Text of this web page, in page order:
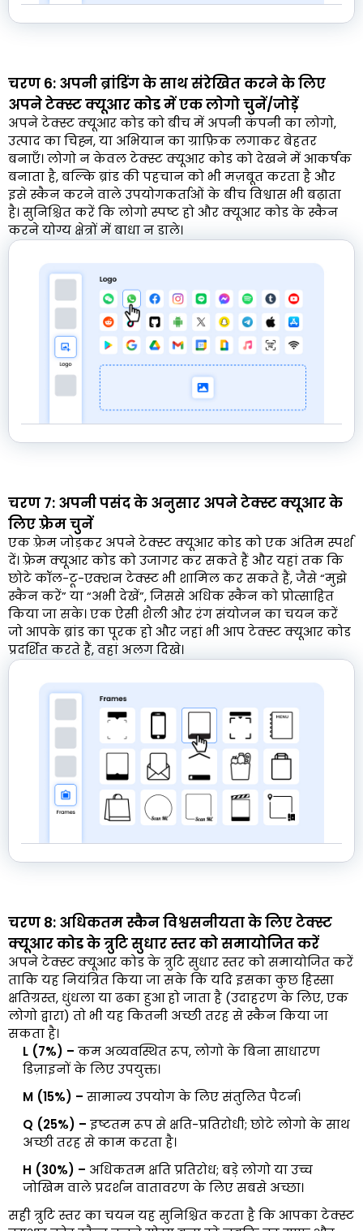
चरण 6: अपनी ब्रांडिंग के साथ संरेखित करने के लिए
अपने टेक्स्ट क्यूआर कोड में एक लोगो चुनें/जोड़ें
अपने टेक्स्ट क्यूआर कोड को बीच में अपनी कंपनी का लोगो,
उत्पाद का चिह्न, या अभियान का ग्राफ़िक लगाकर बेहतर
बनाएँ। लोगो न केवल टेक्स्ट क्यूआर कोड को देखने में आकर्षक
बनाता है, बल्कि ब्रांड की पहचान को भी मज़बूत करता है और
इसे स्कैन करने वाले उपयोगकर्ताओं के बीच विश्वास भी बढ़ाता
है। सुनिश्चित करें कि लोगो स्पष्ट हो और क्यूआर कोड के स्कैन
करने योग्य क्षेत्रों में बाधा न डाले।
चरण 7: अपनी पसंद के अनुसार अपने टेक्स्ट क्यूआर के
लिए फ़्रेम चुनें
एक फ़्रेम जोड़कर अपने टेक्स्ट क्यूआर कोड को एक अंतिम स्पर्श
दें। फ़्रेम क्यूआर कोड को उजागर कर सकते हैं और यहां तक कि
छोटे कॉल-टू-एक्शन टेक्स्ट भी शामिल कर सकते हैं, जैसे “मुझे
स्कैन करें” या “अभी देखें”, जिससे अधिक स्कैन को प्रोत्साहित
किया जा सके। एक ऐसी शैली और रंग संयोजन का चयन करें
जो आपके ब्रांड का पूरक हो और जहां भी आप टेक्स्ट क्यूआर कोड
प्रदर्शित करते हैं, वहां अलग दिखे।
चरण 8: अधिकतम स्कैन विश्वसनीयता के लिए टेक्स्ट
क्यूआर कोड के त्रुटि सुधार स्तर को समायोजित करें
अपने टेक्स्ट क्यूआर कोड के त्रुटि सुधार स्तर को समायोजित करें
ताकि यह नियंत्रित किया जा सके कि यदि इसका कुछ हिस्सा
क्षतिग्रस्त, धुंधला या ढका हुआ हो जाता है (उदाहरण के लिए, एक
लोगो द्वारा) तो भी यह कितनी अच्छी तरह से स्कैन किया जा
सकता है।
L (7%) – कम अव्यवस्थित रूप, लोगो के बिना साधारण
डिज़ाइनों के लिए उपयुक्त।
M (15%) – सामान्य उपयोग के लिए संतुलित पैटर्न।
Q (25%) – इष्टतम रूप से क्षति-प्रतिरोधी; छोटे लोगो के साथ
अच्छी तरह से काम करता है।
H (30%) – अधिकतम क्षति प्रतिरोध; बड़े लोगो या उच्च
जोखिम वाले प्रदर्शन वातावरण के लिए सबसे अच्छा।
सही त्रुटि स्तर का चयन यह सुनिश्चित करता है कि आपका टेक्स्ट